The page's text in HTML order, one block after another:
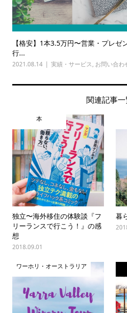
【格安】1本3.5万円〜営業・プレゼ
行...
2021.08.14 実績・サービス, お問い合わ
関連記事一
本
独立〜海外移住の体験談『フ
リーランスで行こう！』の感
想
2018.09.01
暮
ワーホリ・オーストラリア